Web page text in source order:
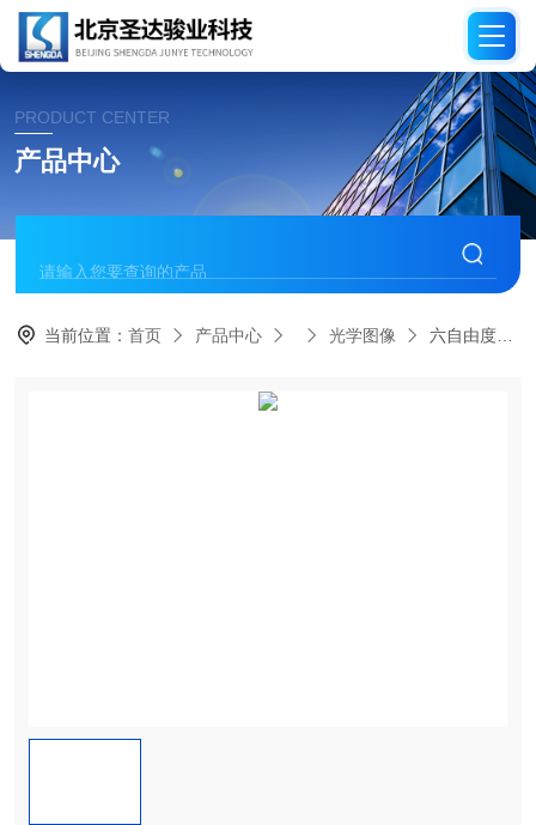
PRODUCT CENTER
产品中心
当前位置：首页 产品中心 光学图像 六自由度机器人半实物实验平台（教学版）